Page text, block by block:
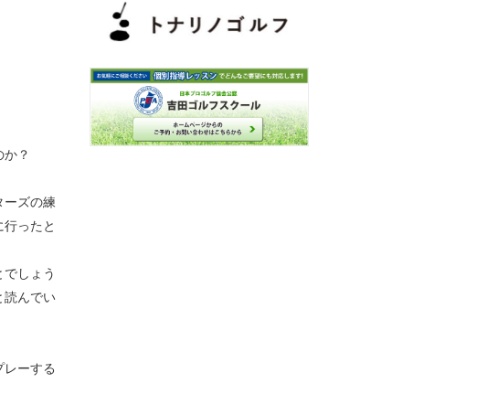
？
ズの練
ったと
しょう
読んでい
ーする